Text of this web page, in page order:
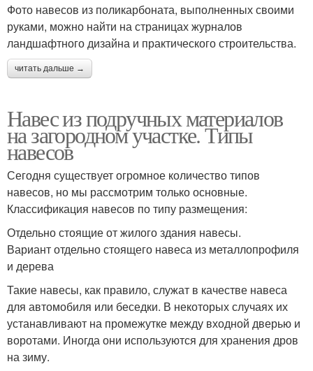
Фото навесов из поликарбоната, выполненных своими
руками, можно найти на страницах журналов
ландшафтного дизайна и практического строительства.
читать дальше →
Навес из подручных материалов
на загородном участке. Типы
навесов
Сегодня существует огромное количество типов
навесов, но мы рассмотрим только основные.
Классификация навесов по типу размещения:
Отдельно стоящие от жилого здания навесы.
Вариант отдельно стоящего навеса из металлопрофиля
и дерева
Такие навесы, как правило, служат в качестве навеса
для автомобиля или беседки. В некоторых случаях их
устанавливают на промежутке между входной дверью и
воротами. Иногда они используются для хранения дров
на зиму.